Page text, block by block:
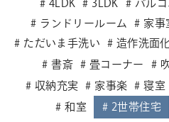
4LDK 3LDK バル
ランドリールーム
家事
ただいま手洗い
造作洗面
書斎
畳コーナー
収納充実
家事楽 寝室
和室
2世帯住宅